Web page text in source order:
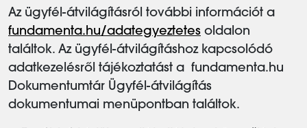
Az ügyfél-átvilágításról további információt a
fundamenta.hu/adategyeztetes oldalon
találtok. Az ügyfél-átvilágításhoz kapcsolódó
adatkezelésről tájékoztatást a fundamenta.hu
Dokumentumtár Ügyfél-átvilágítás
dokumentumai menüpontban találtok.